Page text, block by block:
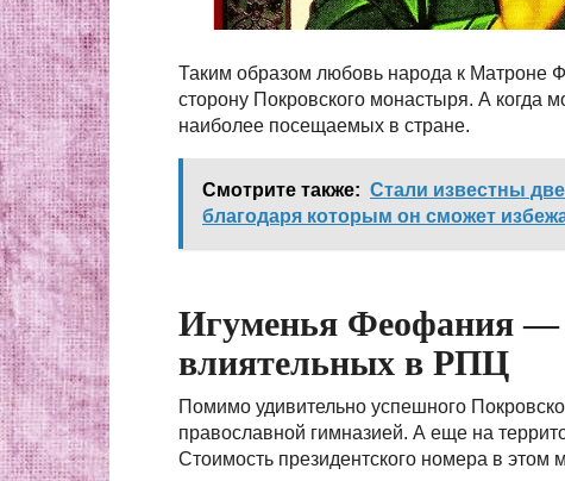
Таким образом любовь народа к Матроне
сторону Покровского монастыря. А когда
наиболее посещаемых в стране.
Смотрите также: Стали известны
благодаря которым он сможет
Игуменья Феофания —
влиятельных в РПЦ
Помимо удивительно успешного
православной гимназией. А еще на
Стоимость президентского номера в этом